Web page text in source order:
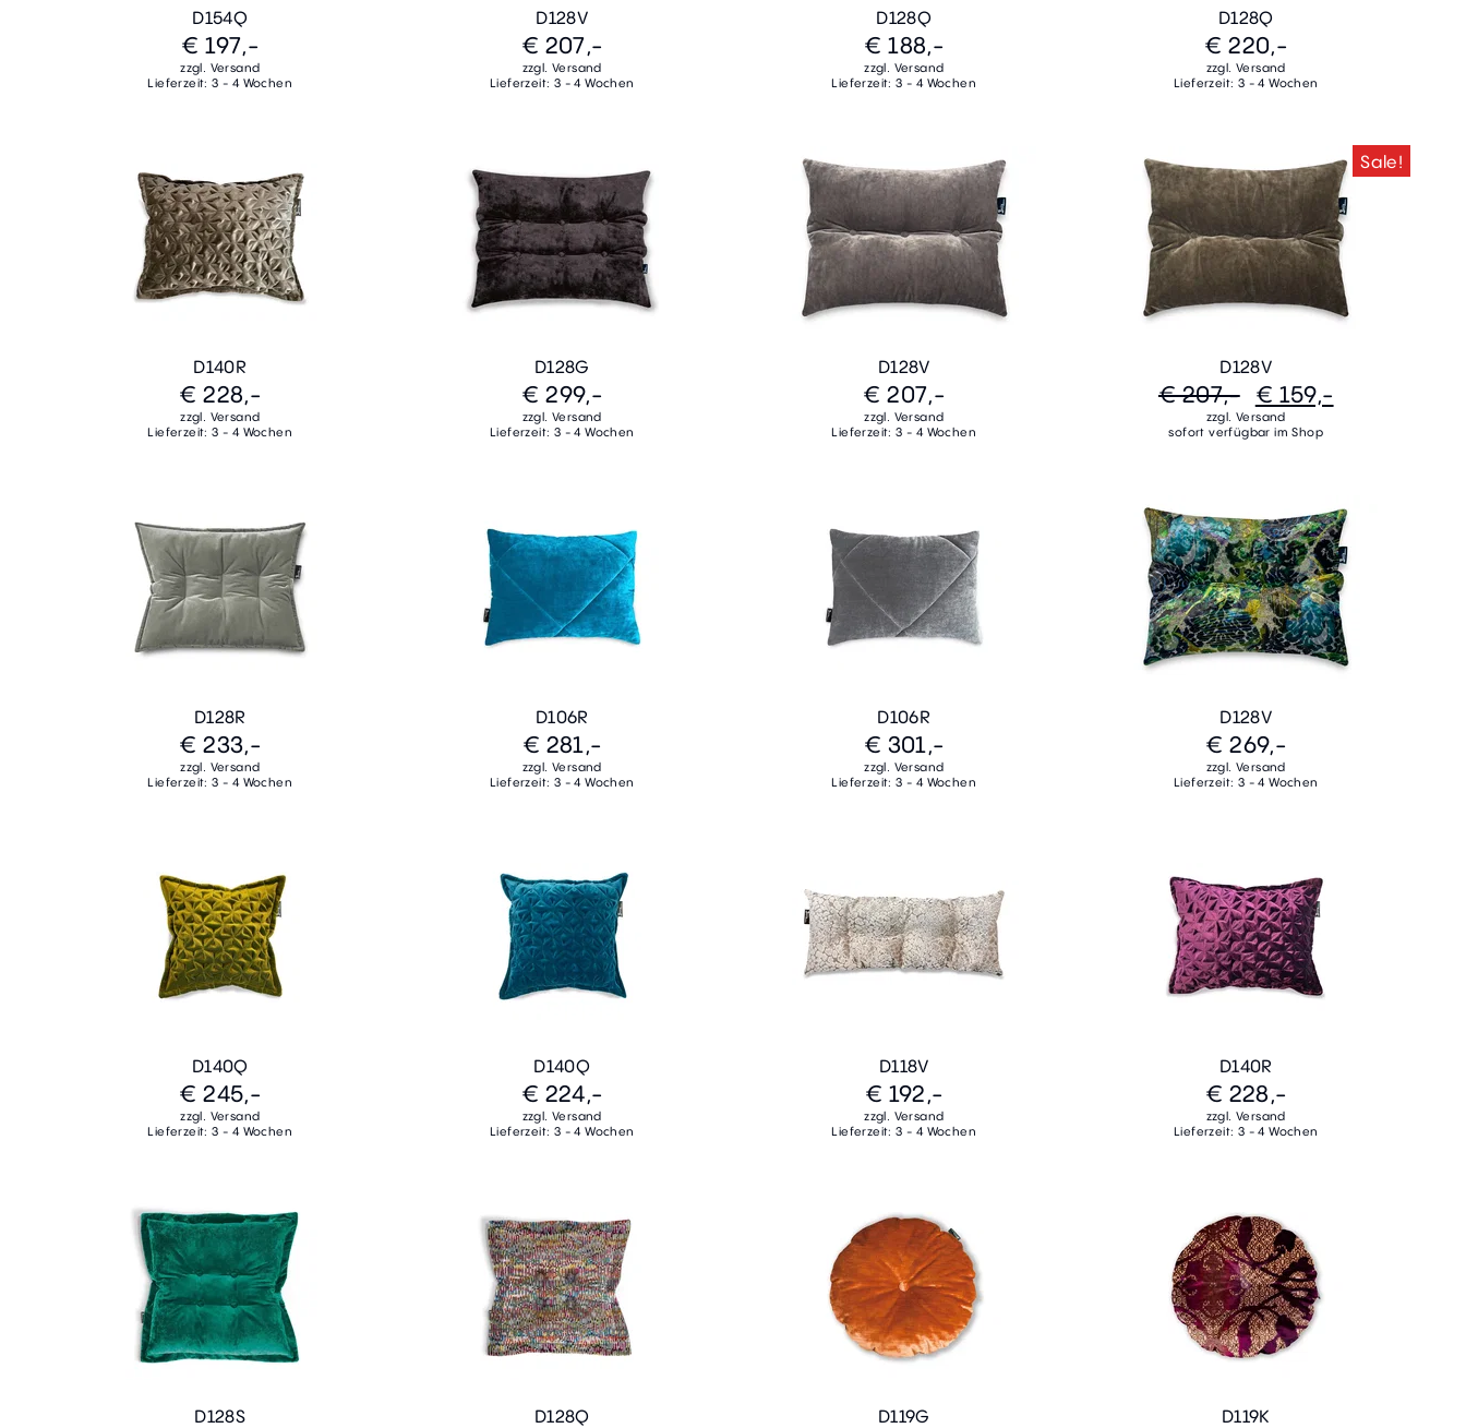
D154Q
€ 197,-
zzgl. Versand
Lieferzeit: 3 - 4 Wochen
D128V
€ 207,-
zzgl. Versand
Lieferzeit: 3 - 4 Wochen
D128Q
€ 188,-
zzgl. Versand
Lieferzeit: 3 - 4 Wochen
D128Q
€ 220,-
zzgl. Versand
Lieferzeit: 3 - 4 Wochen
D140R
€ 228,-
zzgl. Versand
Lieferzeit: 3 - 4 Wochen
D128G
€ 299,-
zzgl. Versand
Lieferzeit: 3 - 4 Wochen
D128V
€ 207,-
zzgl. Versand
Lieferzeit: 3 - 4 Wochen
Sale!
D128V
€ 207,- € 159,-
zzgl. Versand
sofort verfügbar im Shop
D128R
€ 233,-
zzgl. Versand
Lieferzeit: 3 - 4 Wochen
D106R
€ 281,-
zzgl. Versand
Lieferzeit: 3 - 4 Wochen
D106R
€ 301,-
zzgl. Versand
Lieferzeit: 3 - 4 Wochen
D128V
€ 269,-
zzgl. Versand
Lieferzeit: 3 - 4 Wochen
D140Q
€ 245,-
zzgl. Versand
Lieferzeit: 3 - 4 Wochen
D140Q
€ 224,-
zzgl. Versand
Lieferzeit: 3 - 4 Wochen
D118V
€ 192,-
zzgl. Versand
Lieferzeit: 3 - 4 Wochen
D140R
€ 228,-
zzgl. Versand
Lieferzeit: 3 - 4 Wochen
D128S D128Q D119G D119K